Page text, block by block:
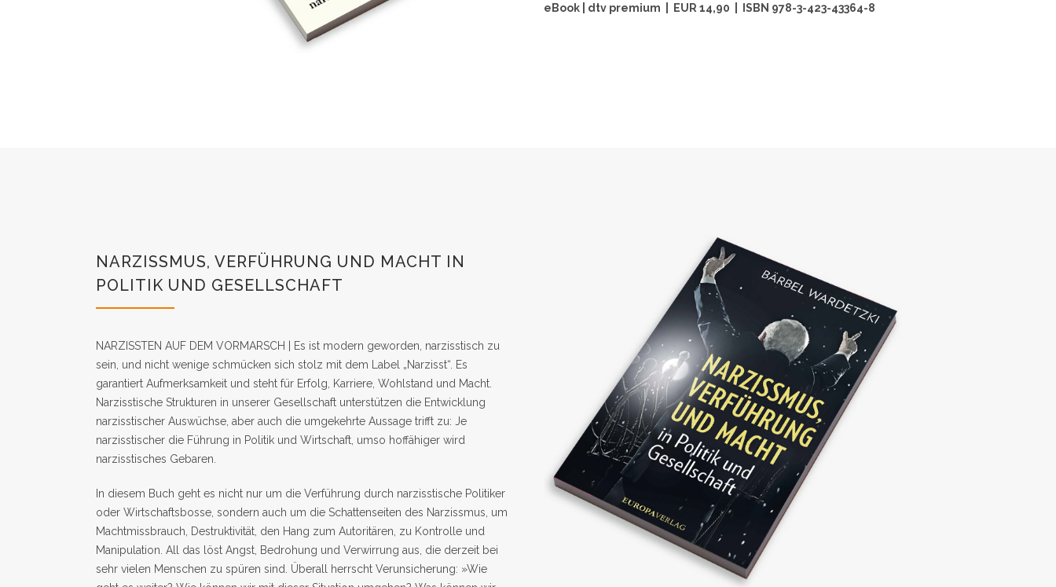
eBook | dtv premium | EUR 14,90 | ISBN 978-3-423-43364-8
NARZISSMUS, VERFÜHRUNG UND MACHT IN
POLITIK UND GESELLSCHAFT
NARZISSTEN AUF DEM VORMARSCH | Es ist modern geworden, narzisstisch zu
sein, und nicht wenige schmücken sich stolz mit dem Label „Narzisst“. Es
garantiert Aufmerksamkeit und steht für Erfolg, Karriere, Wohlstand und Macht.
Narzisstische Strukturen in unserer Gesellschaft unterstützen die Entwicklung
narzisstischer Auswüchse, aber auch die umgekehrte Aussage trifft zu: Je
narzisstischer die Führung in Politik und Wirtschaft, umso hoffähiger wird
narzisstisches Gebaren.
In diesem Buch geht es nicht nur um die Verführung durch narzisstische Politiker
oder Wirtschaftsbosse, sondern auch um die Schattenseiten des Narzissmus, um
Machtmissbrauch, Destruktivität, den Hang zum Autoritären, zu Kontrolle und
Manipulation. All das löst Angst, Bedrohung und Verwirrung aus, die derzeit bei
sehr vielen Menschen zu spüren sind. Überall herrscht Verunsicherung: »Wie